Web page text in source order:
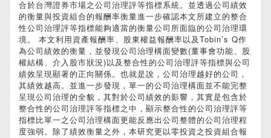
合於台灣證券市場之公司治理評等指標系統。並透過公司績效
的衡量與投資組合的報酬率衡量進一步確認本文所建立的整合
性公司治理評等指標能夠適當的衡量公司所面臨的公司治理環
境。 本文利用資產報酬率、股東權益報酬率以及Tobin’s Q作
為公司績效的衡量，並發現公司治理構面變數(董事會功能、股
權結構、介入股市狀況)以及整合性的公司治理評等指標與公司
績效呈現顯著的正向關係。也就是說，公司治理越好的公司，
其績效越高。並進一步發現，單一的公司治理構面並不能完整
呈現公司治理的全貌，其對於公司績效的影響，其實是包含於
整合性的公司治理評等指標之中，顯示整合性的公司治理評等
指標比單一之公司治理構面更能反應出公司整體的公司治理程
度強弱。除了績效衡量之外，本研究更以零投資之投資組合報